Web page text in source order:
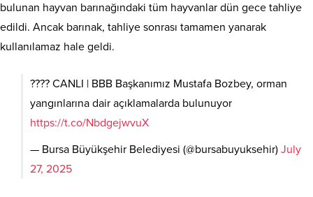
bulunan hayvan barınağındaki tüm hayvanlar dün gece tahliye
edildi. Ancak barınak, tahliye sonrası tamamen yanarak
kullanılamaz hale geldi.
???? CANLI | BBB Başkanımız Mustafa Bozbey, orman
yangınlarına dair açıklamalarda bulunuyor
https://t.co/NbdgejwvuX
— Bursa Büyükşehir Belediyesi (@bursabuyuksehir) July
27, 2025